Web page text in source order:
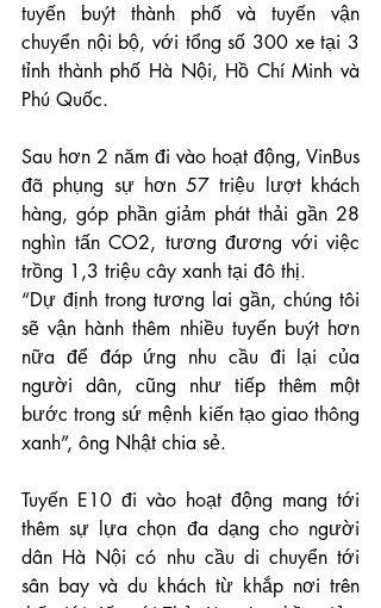
tuyến buýt thành phố và tuyến vận
chuyển nội bộ, với tổng số 300 xe tại 3
tỉnh thành phố Hà Nội, Hồ Chí Minh và
Phú Quốc.
Sau hơn 2 năm đi vào hoạt động, VinBus
đã phụng sự hơn 57 triệu lượt khách
hàng, góp phần giảm phát thải gần 28
nghìn tấn CO2, tương đương với việc
trồng 1,3 triệu cây xanh tại đô thị.
“Dự định trong tương lai gần, chúng tôi
sẽ vận hành thêm nhiều tuyến buýt hơn
nữa để đáp ứng nhu cầu đi lại của
người dân, cũng như tiếp thêm một
bước trong sứ mệnh kiến tạo giao thông
xanh”, ông Nhật chia sẻ.
Tuyến E10 đi vào hoạt động mang tới
thêm sự lựa chọn đa dạng cho người
dân Hà Nội có nhu cầu di chuyển tới
sân bay và du khách từ khắp nơi trên